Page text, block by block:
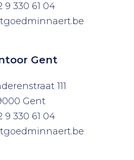
9 330 61 04
Gent
111
Gent
9 330 61 04